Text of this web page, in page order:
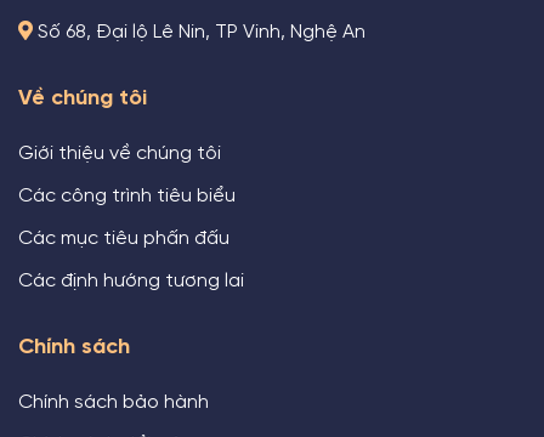
Số 68, Đại lộ Lê Nin, TP Vinh, Nghệ An
Về chúng tôi
Giới thiệu về chúng tôi
Các công trình tiêu biểu
Các mục tiêu phấn đấu
Các định hướng tương lai
Chính sách
Chính sách bảo hành